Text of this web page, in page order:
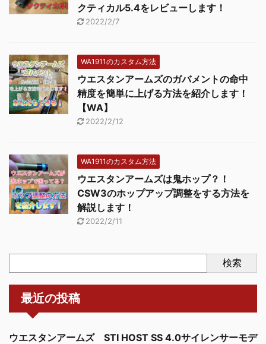
クティカル5.4をレビューします！
2022/2/7
WA1911のカスタム方法
ウエスタンアームズのガバメントの命中
精度を簡単に上げる方法を紹介します！
【WA】
2022/2/12
WA1911のカスタム方法
ウエスタンアームズは鬼ホップ？！
CSW3のホップアップ調整をする方法を
解説します！
2022/2/11
検索
最近の投稿
ウエスタンアームズ STI HOST SS 4.0サイレンサーモデ